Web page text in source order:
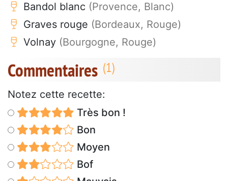
Bandol blanc (Provence, Blanc)
Graves rouge (Bordeaux, Rouge)
Volnay (Bourgogne, Rouge)
Commentaires
Notez cette recette:
Très bon !
Bon
Moyen
Bof